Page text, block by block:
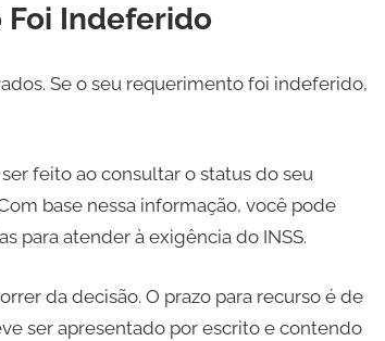
Foi Indeferido
Se o seu requerimento foi indeferido,
feito ao consultar o status do seu
base nessa informação, você pode
para atender à exigência do INSS.
da decisão. O prazo para recurso é de
ser apresentado por escrito e contendo